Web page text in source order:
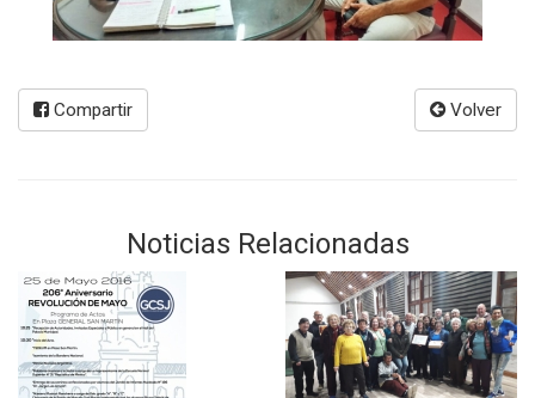
Compartir Volver
Noticias Relacionadas